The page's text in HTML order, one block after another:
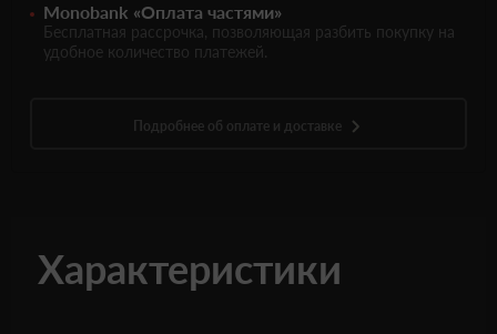
Monobank «Оплата частями»
Бесплатная рассрочка, позволяющая разбить покупку на
удобное количество платежей.
Подробнее об оплате и доставке
Характеристики